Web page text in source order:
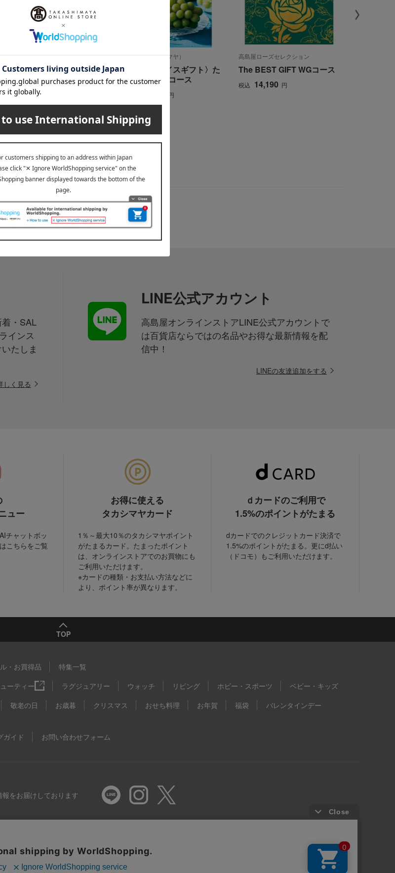
Mistral（ミストラル）
ミストラル ソレル
税込 3,190 円
高島屋（タカシマヤ）
〈ユアチョイスギフト〉た
べごろ便YBコース
円
高島屋ローズセレクション
The BEST GIFT WGコース
税込 14,190 円
・SAL
インス
たしま
しく見る
LINE公式アカウント
高島屋オンラインストアLINE公式アカウントで
は百貨店ならではの名品やお得な最新情報を配
信中！
LINEの友達追加をする
ュー
チャットボッ
こちらをご覧
お得に使える
タカシマヤカード
1％～最大10％のタカシマヤポイント
がたまるカード。たまったポイント
は、オンラインストアでのお買物にも
ご利用いただけます。
※カードの種類・お支払い方法などに
より、ポイント率が異なります。
ｄカードのご利用で
1.5%のポイントがたまる
dカードでのクレジットカード決済で
1.5%のポイントがたまる。更にd払い
（ドコモ）もご利用いただけます。
TOP
・お買得品 特集一覧
ーティー ラグジュアリー ウォッチ リビング ホビー・スポーツ ベビー・キッズ
敬老の日 お歳暮 クリスマス おせち料理 お年賀 福袋
バレンタインデー
ガイド お問い合わせフォーム
をお届けしております
特定商取引法に基づく表示 プライバシーポリシー